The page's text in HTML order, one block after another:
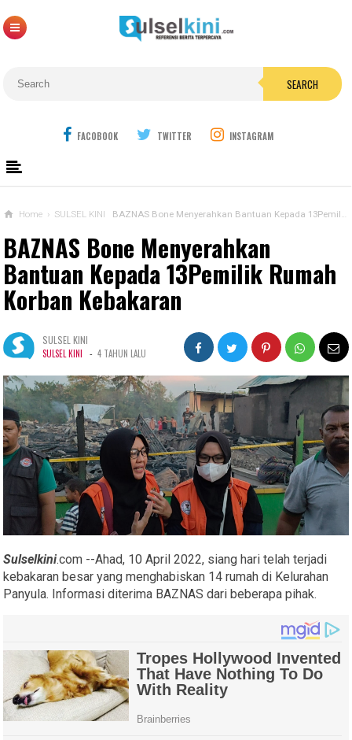
SEARCH
FACOBOOK TWITTER INSTAGRAM
Home › SULSEL KINI BAZNAS Bone Menyerahkan Bantuan Kepada 13Pemilik Rumah Korban Kebakaran
BAZNAS Bone Menyerahkan
Bantuan Kepada 13Pemilik Rumah
Korban Kebakaran
SULSEL KINI
SULSEL KINI - 4 TAHUN LALU
Sulselkini.com --Ahad, 10 April 2022, siang hari telah terjadi
kebakaran besar yang menghabiskan 14 rumah di Kelurahan
Panyula. Informasi diterima BAZNAS dari beberapa pihak.